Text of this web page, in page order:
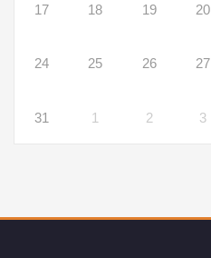
17 18 19 20
24 25 26 27
31 1 2 3